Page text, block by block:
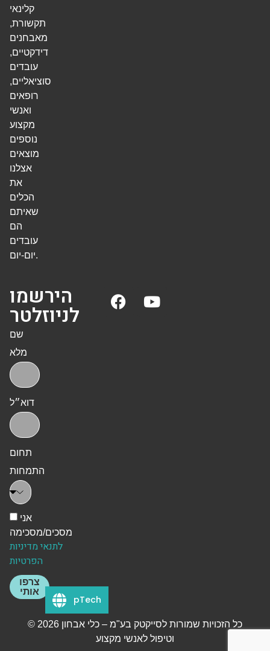
קלינאי
תקשורת,
מאבחנים
דידקטיים,
עובדים
סוציאליים,
רופאים
ואנשי
מקצוע
נוספים
מוצאים
אצלנו
את
הכלים
שאיתם
הם
עובדים
יום-יום.
הירשמו
לניוזלטר
שם
מלא
דוא״ל
תחום
התמחות
אני
מסכים/מסכימה
לתנאי מדיניות
הפרטיות
צרפו
אותי
© 2026 כל הזכויות שמורות לסייקטק בע"מ – כלי אבחון
וטיפול לאנשי מקצוע
pTech